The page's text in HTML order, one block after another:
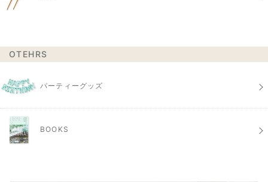
OTEHRS
パーティーグッズ
BOOKS